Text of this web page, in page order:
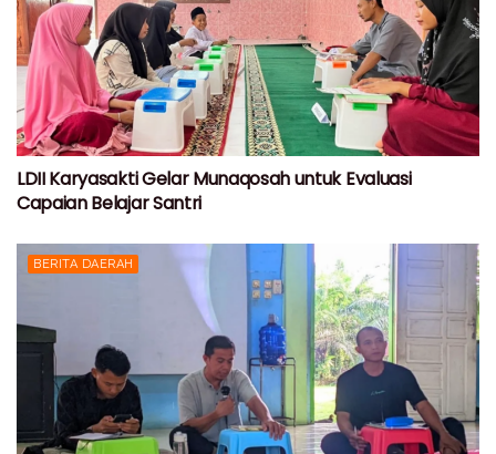
LDII Karyasakti Gelar Munaqosah untuk Evaluasi
Capaian Belajar Santri
BERITA DAERAH